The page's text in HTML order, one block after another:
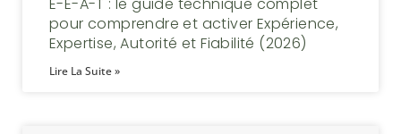
E-E-A-T : le guide technique complet
pour comprendre et activer Expérience,
Expertise, Autorité et Fiabilité (2026)
Lire La Suite »